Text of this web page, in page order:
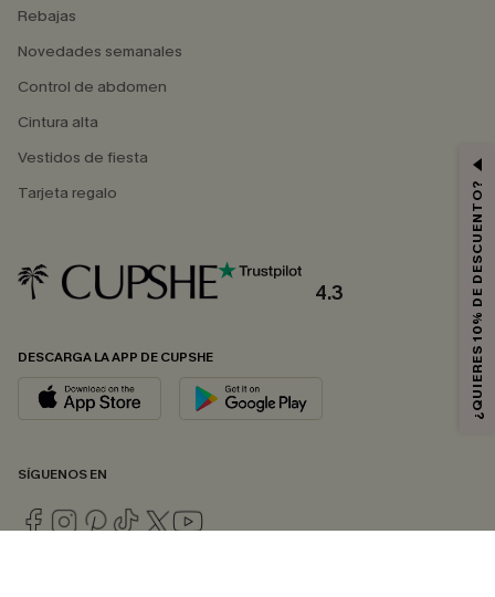
Rebajas
Novedades semanales
Control de abdomen
Cintura alta
Vestidos de fiesta
Tarjeta regalo
4.3
DESCARGA LA APP DE CUPSHE
SÍGUENOS EN
¿QUIERES 10% DE DESCUENTO?